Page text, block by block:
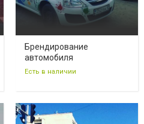
Брендирование
автомобиля
Есть в наличии